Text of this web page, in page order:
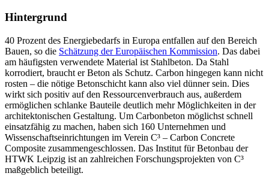
Hintergrund
40 Prozent des Energiebedarfs in Europa entfallen auf den Bereich
Bauen, so die Schätzung der Europäischen Kommission. Das dabei
am häufigsten verwendete Material ist Stahlbeton. Da Stahl
korrodiert, braucht er Beton als Schutz. Carbon hingegen kann nicht
rosten – die nötige Betonschicht kann also viel dünner sein. Dies
wirkt sich positiv auf den Ressourcenverbrauch aus, außerdem
ermöglichen schlanke Bauteile deutlich mehr Möglichkeiten in der
architektonischen Gestaltung. Um Carbonbeton möglichst schnell
einsatzfähig zu machen, haben sich 160 Unternehmen und
Wissenschaftseinrichtungen im Verein C³ – Carbon Concrete
Composite zusammengeschlossen. Das Institut für Betonbau der
HTWK Leipzig ist an zahlreichen Forschungsprojekten von C³
maßgeblich beteiligt.